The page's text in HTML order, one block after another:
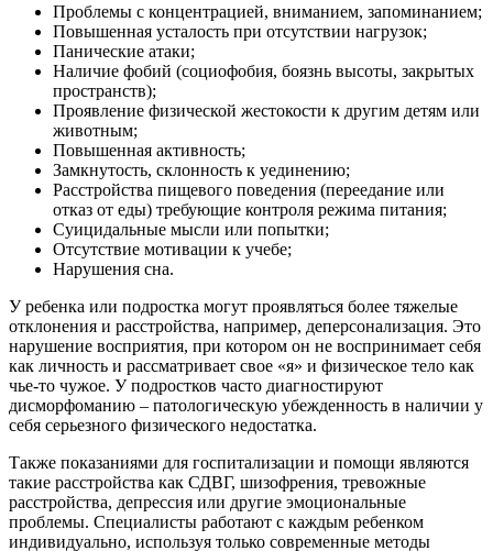
Проблемы с концентрацией, вниманием, запоминанием;
Повышенная усталость при отсутствии нагрузок;
Панические атаки;
Наличие фобий (социофобия, боязнь высоты, закрытых
пространств);
Проявление физической жестокости к другим детям или
животным;
Повышенная активность;
Замкнутость, склонность к уединению;
Расстройства пищевого поведения (переедание или
отказ от еды) требующие контроля режима питания;
Суицидальные мысли или попытки;
Отсутствие мотивации к учебе;
Нарушения сна.
У ребенка или подростка могут проявляться более тяжелые
отклонения и расстройства, например, деперсонализация. Это
нарушение восприятия, при котором он не воспринимает себя
как личность и рассматривает свое «я» и физическое тело как
чье-то чужое. У подростков часто диагностируют
дисморфоманию – патологическую убежденность в наличии у
себя серьезного физического недостатка.
Также показаниями для госпитализации и помощи являются
такие расстройства как СДВГ, шизофрения, тревожные
расстройства, депрессия или другие эмоциональные
проблемы. Специалисты работают с каждым ребенком
индивидуально, используя только современные методы